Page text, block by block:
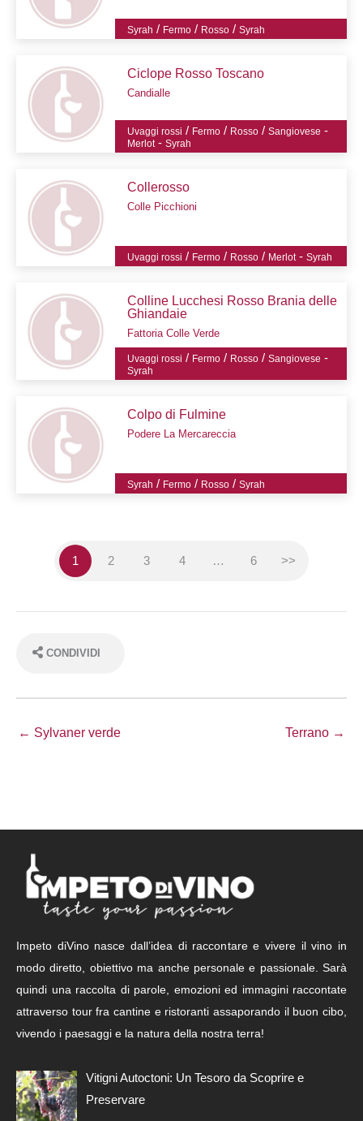
Syrah / Fermo / Rosso /Syrah
Ciclope Rosso Toscano
Candialle
Uvaggi rossi / Fermo / Rosso /Sangiovese -
Merlot-Syrah
Collerosso
Colle Picchioni
Uvaggi rossi / Fermo / Rosso / Merlot-Syrah
Colline Lucchesi Rosso Brania delle
Ghiandaie
Fattoria Colle Verde
Uvaggi rossi / Fermo / Rosso /Sangiovese -
Syrah
Colpo di Fulmine
Podere La Mercareccia
Syrah / Fermo / Rosso /Syrah
1 2 3 4 … 6 >>
CONDIVIDI
← Sylvaner verde Terrano →
Impeto diVino nasce dall’idea di raccontare e vivere il vino in
modo diretto, obiettivo ma anche personale e passionale. Sarà
quindi una raccolta di parole, emozioni ed immagini raccontate
attraverso tour fra cantine e ristoranti assaporando il buon cibo,
vivendo i paesaggi e la natura della nostra terra!
Vitigni Autoctoni: Un Tesoro da Scoprire e
Preservare